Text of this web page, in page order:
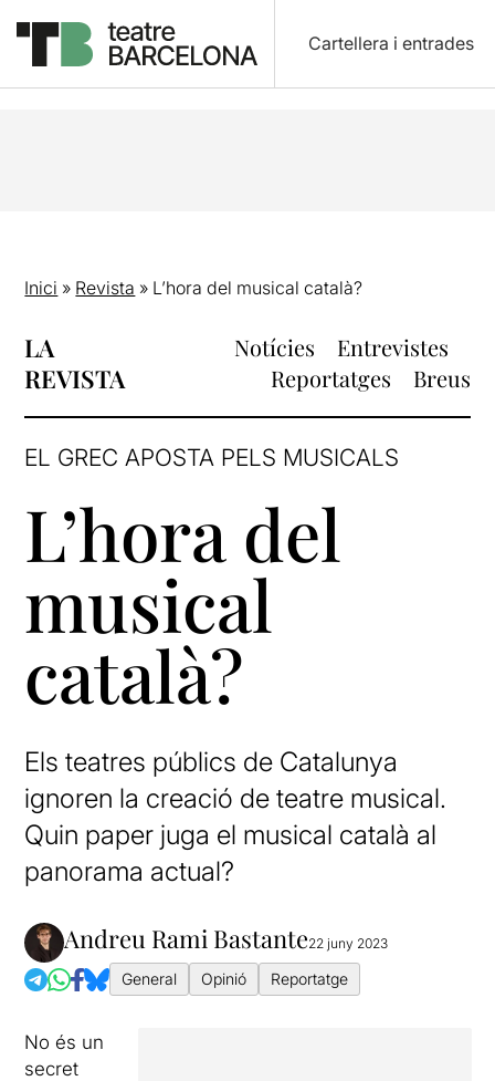
Cartellera i entrades
Inici » Revista » L’hora del musical català?
LA
REVISTA
Notícies
Entrevistes
Reportatges
Breus
EL GREC APOSTA PELS MUSICALS
L’hora del
musical
català?
Els teatres públics de Catalunya
ignoren la creació de teatre musical.
Quin paper juga el musical català al
panorama actual?
Andreu Rami Bastante22 juny 2023
General Opinió Reportatge
No és un
secret